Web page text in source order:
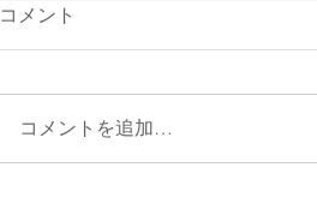
テレビで生中継します
コメント
コメントを追加…